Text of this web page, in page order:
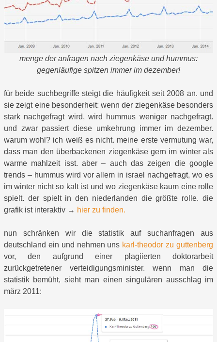
menge der anfragen nach ziegenkäse und hummus:
gegenläufige spitzen immer im dezember!
für beide suchbegriffe steigt die häufigkeit seit 2008 an. und
sie zeigt eine besonderheit: wenn der ziegenkäse besonders
stark nachgefragt wird, wird hummus weniger nachgefragt.
und zwar passiert diese umkehrung immer im dezember.
warum wohl? ich weiß es nicht. meine erste vermutung war,
dass man den überbackenen ziegenkäse gern im winter als
warme mahlzeit isst. aber – auch das zeigen die google
trends – hummus wird vor allem in israel nachgefragt, wo es
im winter nicht so kalt ist und wo ziegenkäse kaum eine rolle
spielt. der spielt in den niederlanden die größte rolle. die
grafik ist interaktiv → hier zu finden.
nun schränken wir die statistik auf suchanfragen aus
deutschland ein und nehmen uns karl-theodor zu guttenberg
vor, den aufgrund einer plagiierten doktorarbeit
zurückgetretener verteidigungsminister. wenn man die
statistik bemüht, sieht man einen singulären ausschlag im
märz 2011: